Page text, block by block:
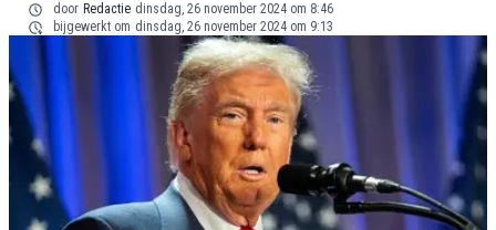
door Redactie dinsdag, 26 november 2024 om 8:46
bijgewerkt om dinsdag, 26 november 2024 om 9:13